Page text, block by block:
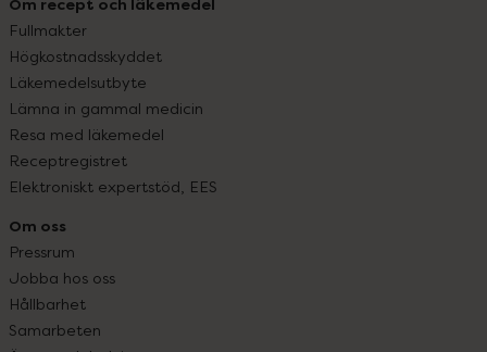
Om recept och läkemedel
Fullmakter
Högkostnadsskyddet
Läkemedelsutbyte
Lämna in gammal medicin
Resa med läkemedel
Receptregistret
Elektroniskt expertstöd, EES
Om oss
Pressrum
Jobba hos oss
Hållbarhet
Samarbeten